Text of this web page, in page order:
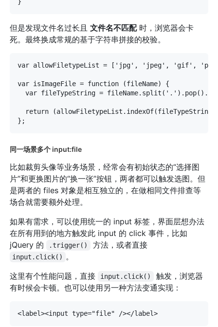
但是发现文件名过长且 文件名不匹配时，浏览器会卡
死。最终换成常规的基于字符串拼接的校验。
var allowFiletypeList = ['jpg', 'jpeg', 'gif',
var isImageFile = function (fileName) {
var fileTypeString =
return (allowFiletypeList.indexOf(fileTypeString)
同一场景多个 input:file
比如裁剪头像等业务场景，经常会有初始状态的“选择图
片”和更换图片的“换一张”按钮，两者都可以触发选图。但
是两者的 files 对象是相互独立的，在做相同文件排查等
场合就需要额外处理。
如果有需求，可以使用统一的 input 标签，界面层想办法
在所有用到的地方触发此 input 的 click 事件，比如
jQuery 的
.trigger() 方法，或者直接
input.click() 。
这里有个性能问题，直接
input.click()
触发，浏览器
有时候会卡顿。也可以使用另一种方法变通实现：